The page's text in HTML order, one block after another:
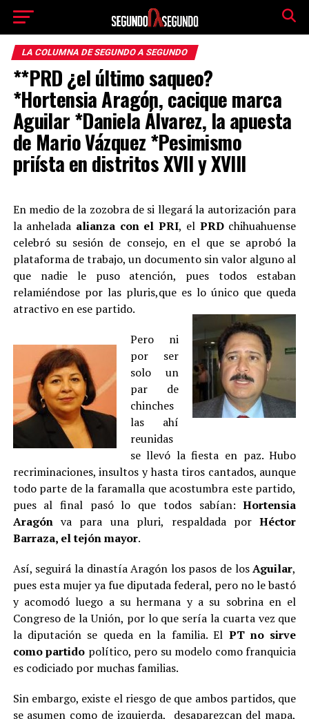
LA COLUMNA DE SEGUNDO A SEGUNDO
**PRD ¿el último saqueo?
*Hortensia Aragón, cacique marca
Aguilar *Daniela Álvarez, la apuesta
de Mario Vázquez *Pesimismo
priísta en distritos XVII y XVIII
En medio de la zozobra de si llegará la autorización para
la anhelada alianza con el PRI, elPRD chihuahuense
celebró su sesión de consejo, en el que se aprobó la
plataforma de trabajo, un documento sin valor alguno al
que nadie le puso atención, pues todos estaban
relamiéndose por las pluris,que es lo único que queda
atractivo en ese partido.
Pero ni
por ser
solo un
par de
chinches
las ahí
reunidas
se llevó la fiesta en paz. Hubo
recriminaciones, insultos y hasta tiros cantados, aunque
todo parte de la faramalla que acostumbra este partido,
pues al final pasó lo que todos sabían:Hortensia
Aragónva para una pluri, respaldada porHéctor
Barraza, el tejón mayor.
Así, seguirá la dinastía Aragón los pasos de losAguilar,
pues esta mujer ya fue diputada federal, pero no le bastó
y acomodó luego a su hermana y a su sobrina en el
Congreso de la Unión, por lo que sería la cuarta vez que
la diputación se queda en la familia. El PT no sirve
como partido político, pero su modelo como franquicia
es codiciado por muchas familias.
Sin embargo, existe el riesgo de que ambos partidos, que
se asumen como de izquierda, desaparezcan del mapa,